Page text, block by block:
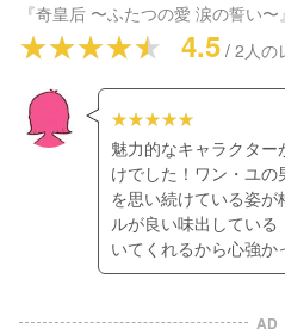
『奇皇后 〜ふたつの愛 涙の誓い〜
4.5 / 2人の
魅力的なキャラクタ
けでした！ワン・ユ
を思い続けている姿
ルが良い味出してい
いてくれるから心強か
AD